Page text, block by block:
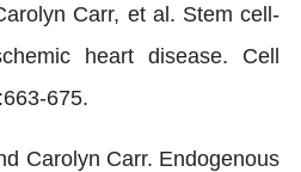
Carr, et al. Stem cell-
heart disease. Cell
675.
Carolyn Carr. Endogenous